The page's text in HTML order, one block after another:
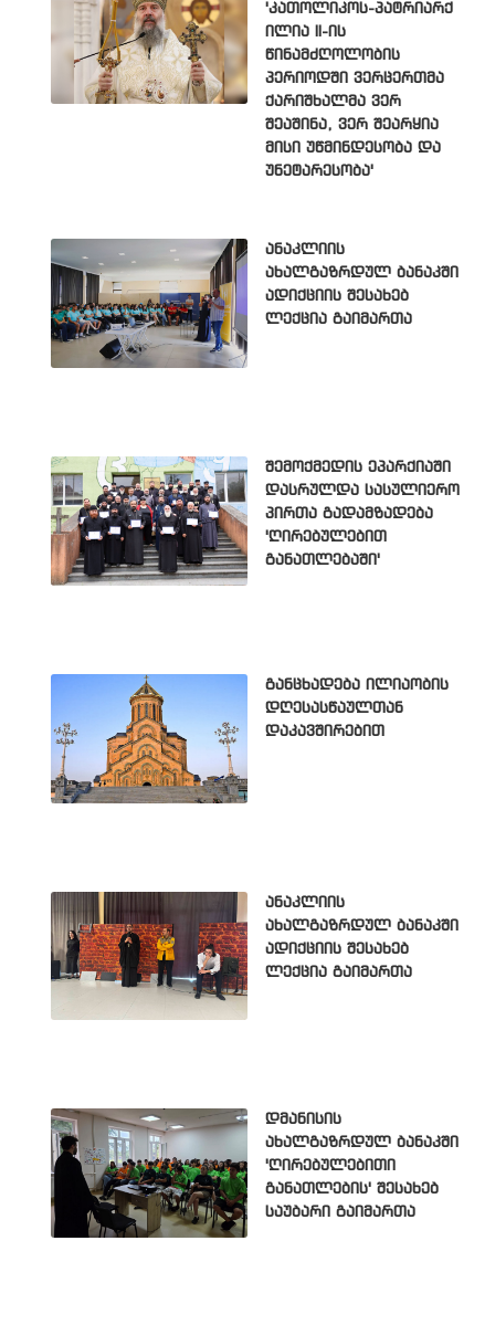
'კათოლიკოს-პატრიარქ
ილია II-ის
წინამძღოლობის
პერიოდში ვერცერთმა
ქარიშხალმა ვერ
შეაშინა, ვერ შეარყია
მისი უწმინდესობა და
უნეტარესობა'
ანაკლიის
ახალგაზრდულ ბანაკში
ადიქციის შესახებ
ლექცია გაიმართა
შემოქმედის ეპარქიაში
დასრულდა სასულიერო
პირთა გადამზადება
'ღირებულებით
განათლებაში'
განცხადება ილიაობის
დღესასწაულთან
დაკავშირებით
ანაკლიის
ახალგაზრდულ ბანაკში
ადიქციის შესახებ
ლექცია გაიმართა
დმანისის
ახალგაზრდულ ბანაკში
'ღირებულებითი
განათლების' შესახებ
საუბარი გაიმართა